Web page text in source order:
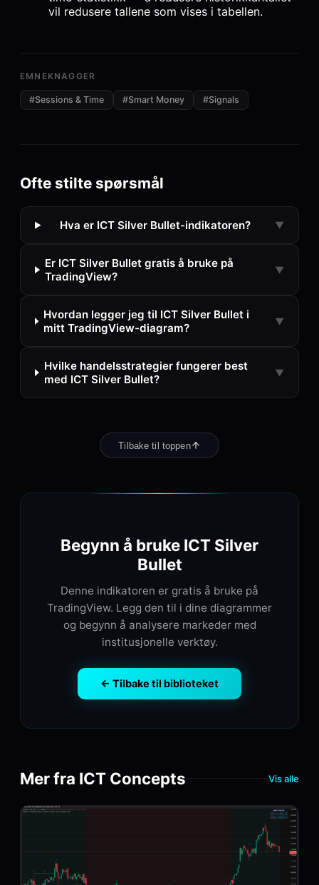
vil redusere tallene som vises i tabellen.
EMNEKNAGGER
#Sessions & Time #Smart Money #Signals
Ofte stilte spørsmål
Hva er ICT Silver Bullet-indikatoren? ▼
Er ICT Silver Bullet gratis å bruke på
TradingView?
▼
Hvordan legger jeg til ICT Silver Bullet i
mitt TradingView-diagram?
▼
Hvilke handelsstrategier fungerer best
med ICT Silver Bullet?
▼
Tilbake til toppen
Begynn å bruke ICT Silver
Bullet
Denne indikatoren er gratis å bruke på
TradingView. Legg den til i dine diagrammer
og begynn å analysere markeder med
institusjonelle verktøy.
← Tilbake til biblioteket
Mer fra ICT Concepts Vis alle